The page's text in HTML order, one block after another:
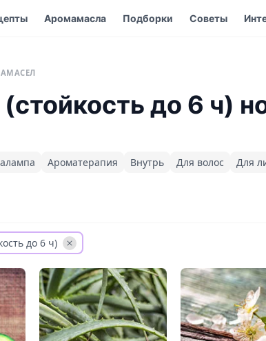
Аромамасла Подборки Советы
до 6 ч)
Ароматерапия Внутрь Для волос Для
до 6 ч)